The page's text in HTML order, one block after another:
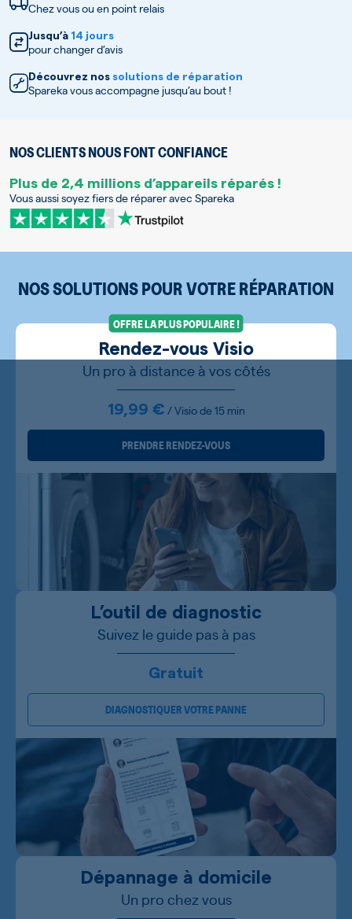
Chez vous ou en point relais
Jusqu’à 14 jours
pour changer d’avis
Découvrez nos solutions de réparation
Spareka vous accompagne jusqu’au bout !
NOS CLIENTS NOUS FONT CONFIANCE
Plus de 2,4 millions d’appareils réparés !
Vous aussi soyez fiers de réparer avec Spareka
NOS SOLUTIONS POUR VOTRE RÉPARATION
OFFRE LA PLUS POPULAIRE !
Rendez-vous Visio
Un pro à distance à vos côtés
19,99 € / Visio de 15 min
PRENDRE RENDEZ-VOUS
L’outil de diagnostic
Suivez le guide pas à pas
Gratuit
DIAGNOSTIQUER VOTRE PANNE
Dépannage à domicile
Un pro chez vous